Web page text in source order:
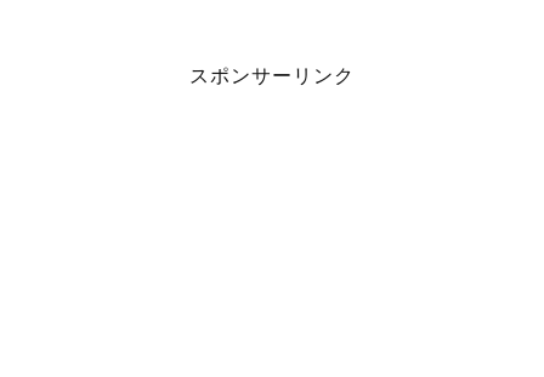
スポンサーリンク